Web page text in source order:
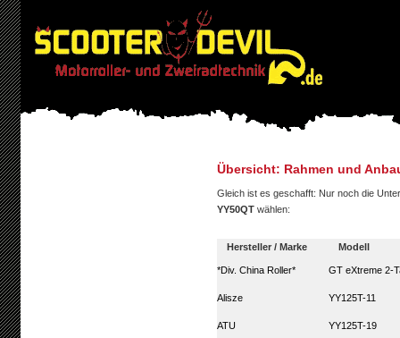
Übersicht: Rahmen und
Gleich ist es geschafft: Nur noch die
YY50QT wählen:
Hersteller / Marke Modell
*Div. China Roller*
Alisze
ATU
GT eXtreme 2-
YY125T-11
YY125T-19